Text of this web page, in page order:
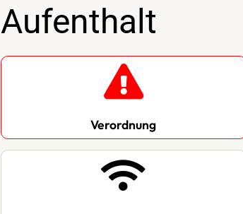
Aufenthalt
Verordnung